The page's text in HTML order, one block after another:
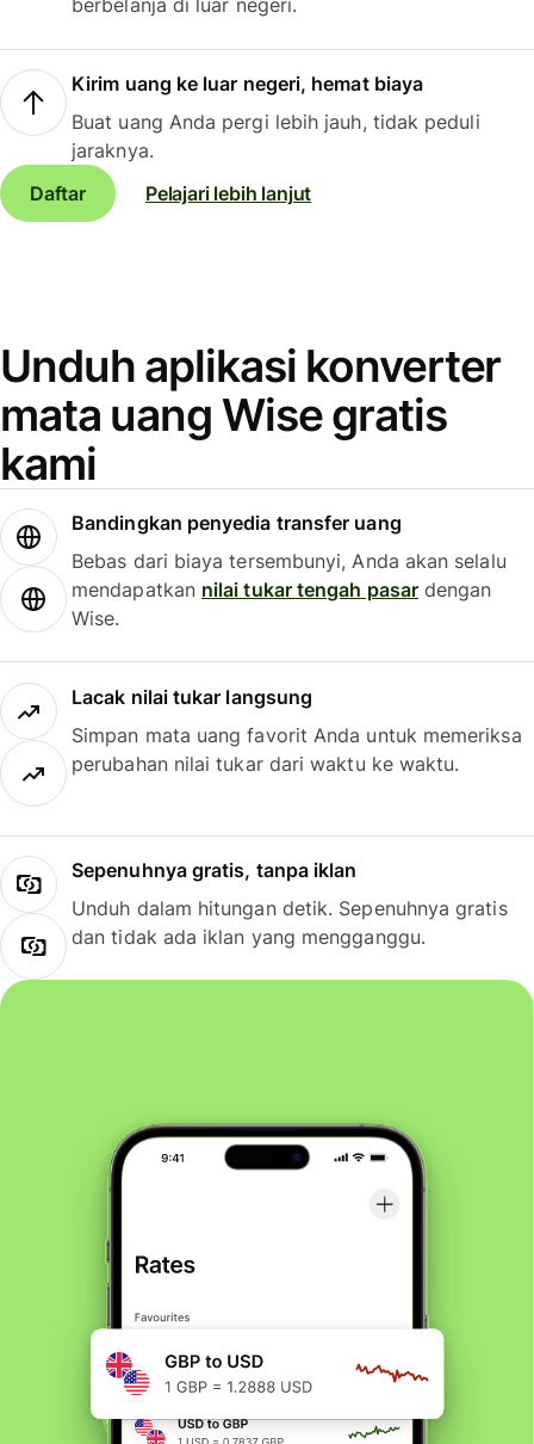
berbelanja di luar negeri.
Kirim uang ke luar negeri, hemat biaya
Buat uang Anda pergi lebih jauh, tidak peduli
jaraknya.
Daftar
Pelajari lebih lanjut
Unduh aplikasi konverter
mata uang Wise gratis
kami
Bandingkan penyedia transfer uang
Bebas dari biaya tersembunyi, Anda akan selalu
mendapatkan nilai tukar tengah pasardengan
Wise.
Lacak nilai tukar langsung
Simpan mata uang favorit Anda untuk memeriksa
perubahan nilai tukar dari waktu ke waktu.
Sepenuhnya gratis, tanpa iklan
Unduh dalam hitungan detik. Sepenuhnya gratis
dan tidak ada iklan yang mengganggu.